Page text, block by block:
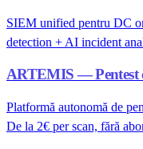
SIEM unified pentru DC
detection + AI incident
ARTEMIS — Pentest
Platformă autonomă de
De la 2€ per scan, fără